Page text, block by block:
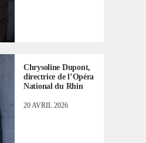
Chrysoline Dupont,
directrice de l’Opéra
National du Rhin
20 AVRIL 2026